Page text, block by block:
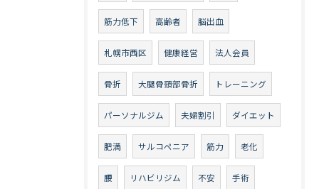
筋力低下 高齢者 脳出血
札幌市西区 健康経営 法人会員
骨折 大腿骨頸部骨折 トレーニング
パーソナルジム 夫婦割引 ダイエット
肥満 サルコペニア 筋力 老化
腰 リハビリジム 不安 手術